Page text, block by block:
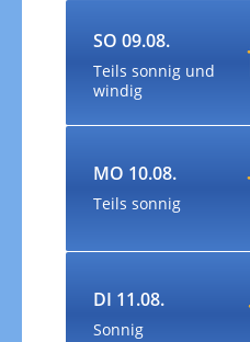
SO 09.08.
Teils sonnig und
windig
MO 10.08.
Teils sonnig
DI 11.08.
Sonnig